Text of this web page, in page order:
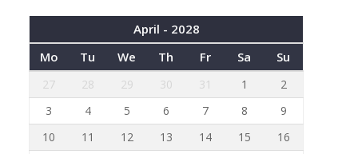
April - 2028
Mo
Tu We Th Fr Sa Su
27 28 29 30 31 1
2
3
4 5 6 7 8
9
10
11 12 13 14 15
16